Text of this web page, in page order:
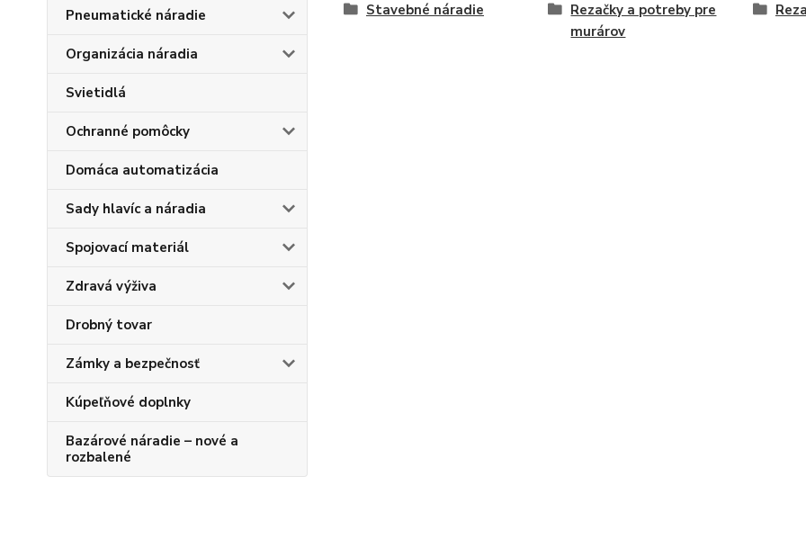
Pneumatické náradie
Organizácia náradia
Svietidlá
Ochranné pomôcky
Domáca automatizácia
Sady hlavíc a náradia
Spojovací materiál
Zdravá výživa
Drobný tovar
Zámky a bezpečnosť
Kúpeľňové doplnky
Bazárové náradie – nové a
rozbalené
Stavebné náradie
Rezačky a potreby pre
murárov